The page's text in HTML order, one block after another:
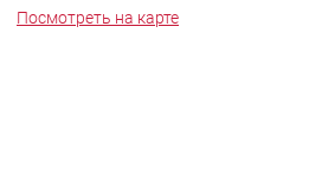
Посмотреть на карте